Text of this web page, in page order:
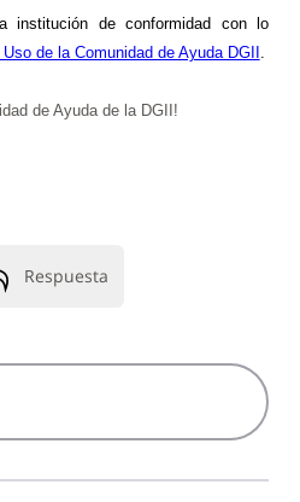
institución de conformidad con lo
de la Comunidad de Ayuda DGII .
de Ayuda de la DGII!
Respuesta